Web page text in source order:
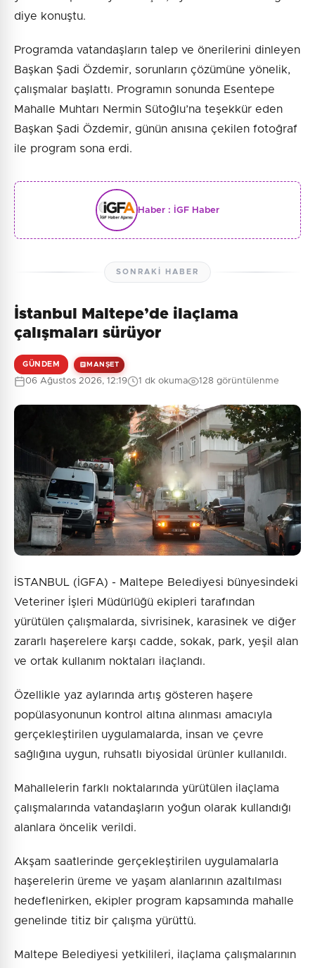
diye konuştu.
Programda vatandaşların talep ve önerilerini dinleyen
Başkan Şadi Özdemir, sorunların çözümüne yönelik,
çalışmalar başlattı. Programın sonunda Esentepe
Mahalle Muhtarı Nermin Sütoğlu’na teşekkür eden
Başkan Şadi Özdemir, günün anısına çekilen fotoğraf
ile program sona erdi.
Haber : İGF Haber
SONRAKI HABER
İstanbul Maltepe’de ilaçlama
çalışmaları sürüyor
GÜNDEM MANŞET
06 Ağustos 2026, 12:19 1 dk okuma 128 görüntülenme
İSTANBUL (İGFA) - Maltepe Belediyesi bünyesindeki
Veteriner İşleri Müdürlüğü ekipleri tarafından
yürütülen çalışmalarda, sivrisinek, karasinek ve diğer
zararlı haşerelere karşı cadde, sokak, park, yeşil alan
ve ortak kullanım noktaları ilaçlandı.
Özellikle yaz aylarında artış gösteren haşere
popülasyonunun kontrol altına alınması amacıyla
gerçekleştirilen uygulamalarda, insan ve çevre
sağlığına uygun, ruhsatlı biyosidal ürünler kullanıldı.
Mahallelerin farklı noktalarında yürütülen ilaçlama
çalışmalarında vatandaşların yoğun olarak kullandığı
alanlara öncelik verildi.
Akşam saatlerinde gerçekleştirilen uygulamalarla
haşerelerin üreme ve yaşam alanlarının azaltılması
hedeflenirken, ekipler program kapsamında mahalle
genelinde titiz bir çalışma yürüttü.
Maltepe Belediyesi yetkilileri, ilaçlama çalışmalarının